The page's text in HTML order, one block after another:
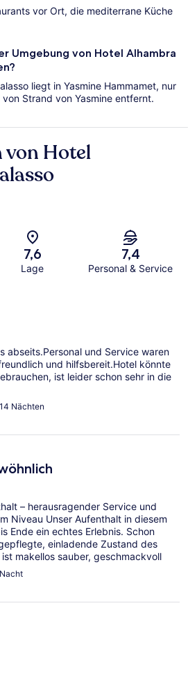
vor Ort, die mediterrane Küche
Umgebung von Hotel Alhambra
liegt in Yasmine Hammamet, nur
Strand von Yasmine entfernt.
von Hotel
7,6
Lage
7,4
Personal & Service
abseits.Personal und Service waren
und hilfsbereit.Hotel könnte
ist leider schon sehr in die
Nächten
– herausragender Service und
Niveau Unser Aufenthalt in diesem
Ende ein echtes Erlebnis. Schon
einladende Zustand des
ist makellos sauber, geschmackvoll
organisiert. Das gesamte
durch außergewöhnliche
an herzlich willkommen und
besonderes Highlight war
und der stilvolle
Gericht war ein kulinarischer
abwechslungsreich und mit
Besonders hervorheben